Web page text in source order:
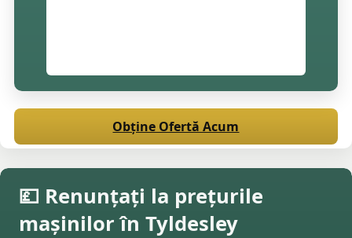
Obține Ofertă Acum
💷 Renunțați la prețurile
mașinilor în Tyldesley